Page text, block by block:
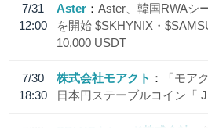
7/31
12:00
Aster
Aster、韓国RWAシ
を開始 $SKHYNIX・
10,000 USDT
7/30
18:30
株式会社モアクト
「モア
日本円ステーブルコイン「
7/29
SBI VCトレード株式会社